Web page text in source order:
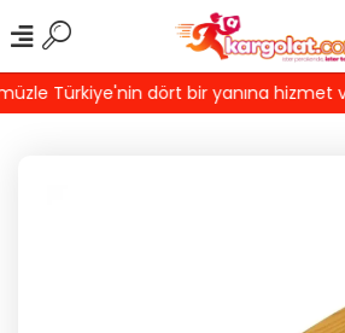
Türkiye'nin dört bir yanına hizmet